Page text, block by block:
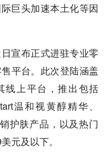
巨头加速本土化等因
宣布正式进驻专业零
平台。此次登陆涵盖
线上平台，推出包括
温和视黄醇精华、
护肤产品，以及热门
元及以下。